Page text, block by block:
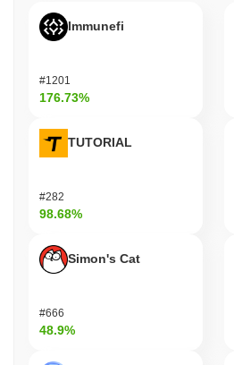
Immunefi
#1201
176.73%
TUTORIAL
#282
98.68%
Simon's Cat
#666
48.9%